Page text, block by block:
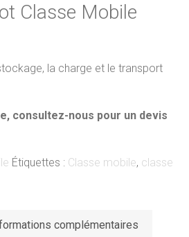
Classe Mobile
la charge et le transport
consultez-nous pour un devis
Étiquettes : Classe mobile, classe
complémentaires